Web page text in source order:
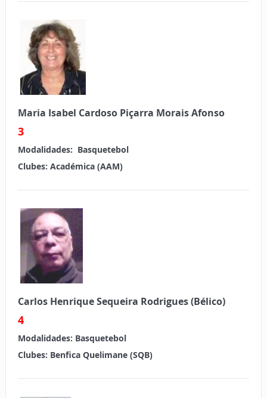
Maria Isabel Cardoso Piçarra Morais Afonso
3
Modalidades: Basquetebol
Clubes: Académica (AAM)
Carlos Henrique Sequeira Rodrigues (Bélico)
4
Modalidades: Basquetebol
Clubes: Benfica Quelimane (SQB)